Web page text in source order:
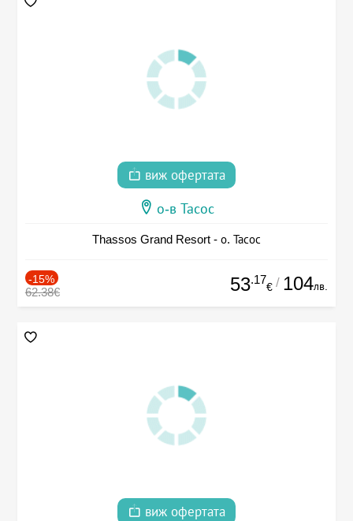
виж офертата
о-в Тасос
Thassos Grand Resort - о. Тасос
-15%
62.38€ 53.17
€ / 104лв.
виж офертата